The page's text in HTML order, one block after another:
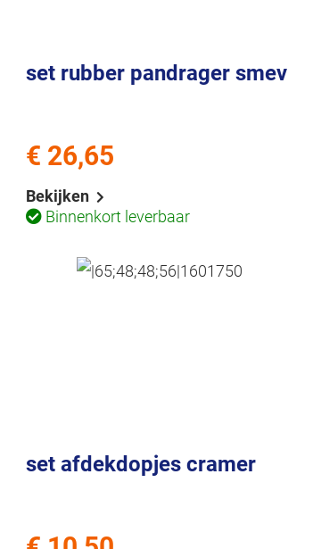
set rubber pandrager smev
Bekijken
Binnenkort leverbaar
€ 26,65
set afdekdopjes cramer